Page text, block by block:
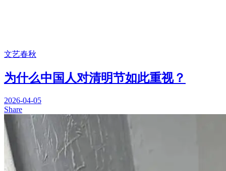
文艺春秋
为什么中国人对清明节如此重视？
2026-04-05
Share